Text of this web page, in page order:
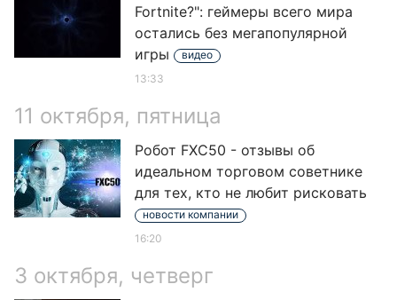
Fortnite?": геймеры всего мира
остались без мегапопулярной
игры
видео
13:33
11 октября, пятница
Робот FXC50 - отзывы об
идеальном торговом советнике
для тех, кто не любит рисковать
новости компании
16:20
3 октября, четверг